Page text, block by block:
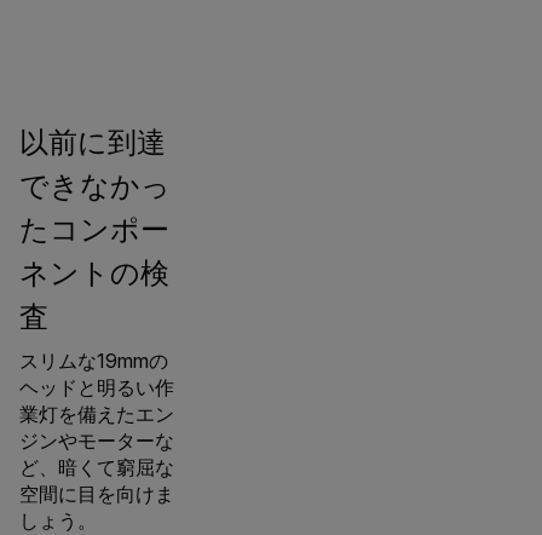
以前に到達
できなかっ
たコンポー
ネントの検
査
スリムな19mmの
ヘッドと明るい作
業灯を備えたエン
ジンやモーターな
ど、暗くて窮屈な
空間に目を向けま
しょう。